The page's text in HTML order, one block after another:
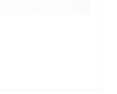
NOUVELLE FENÊTRE))